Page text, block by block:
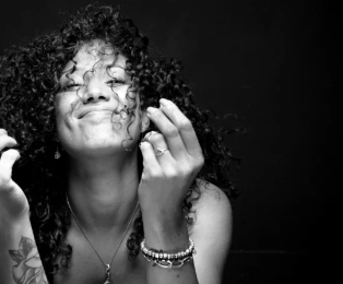
DE KEROUAL
Samedi 04 juillet